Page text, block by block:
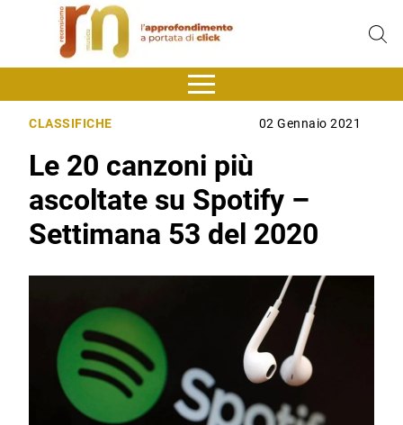
CLASSIFICHE 02 Gennaio 2021
Le 20 canzoni più
ascoltate su Spotify –
Settimana 53 del 2020